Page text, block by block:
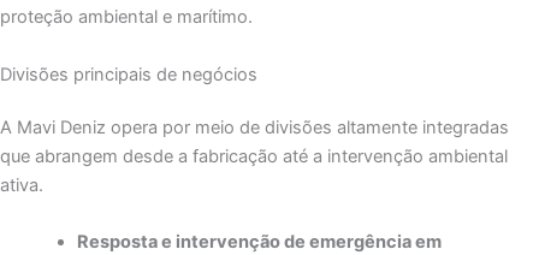
proteção ambiental e marítimo.
Divisões principais de negócios
A Mavi Deniz opera por meio de divisões altamente integradas
que abrangem desde a fabricação até a intervenção ambiental
ativa.
Resposta e intervenção de emergência em